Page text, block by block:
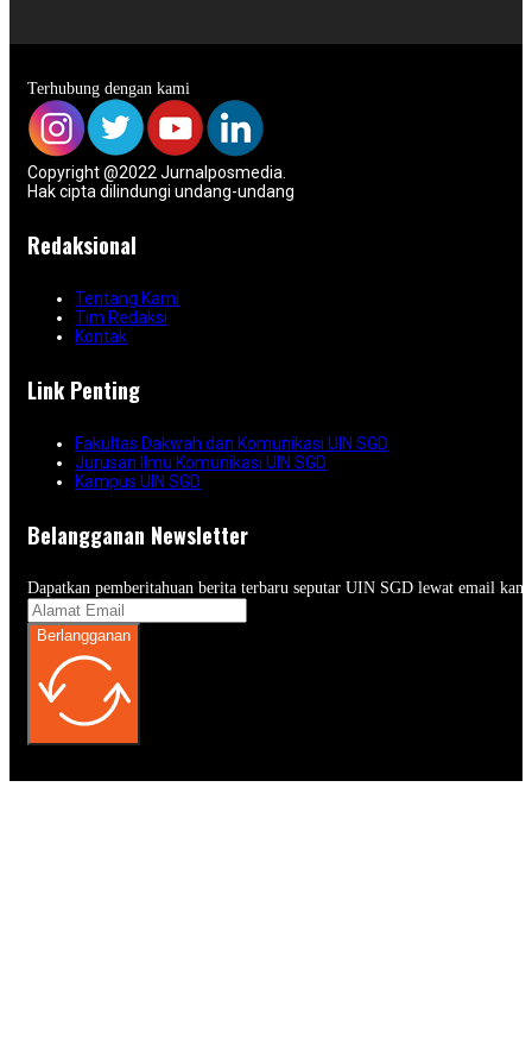
Terhubung dengan kami
Copyright @2022 Jurnalposmedia.
Hak cipta dilindungi undang-undang
Redaksional
Tentang Kami
Tim Redaksi
Kontak
Link Penting
Fakultas Dakwah dan Komunikasi UIN SGD
Jurusan Ilmu Komunikasi UIN SGD
Kampus UIN SGD
Belangganan Newsletter
Dapatkan pemberitahuan berita terbaru seputar UIN SGD lewat email
Berlangganan